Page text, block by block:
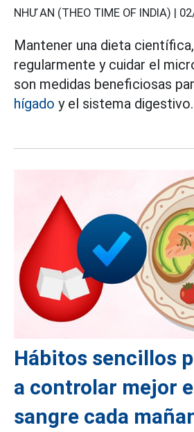
NHƯ AN (THEO TIME OF INDIA) |
Mantener una dieta
regularmente y cuidar el
son medidas beneficiosas
hígado y el sistema digestivo.
Hábitos sencillos
a controlar mejor
sangre cada